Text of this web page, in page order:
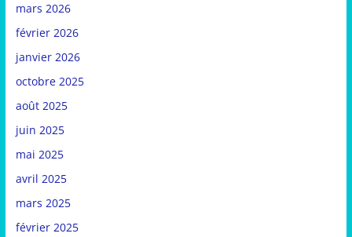
mars 2026
février 2026
janvier 2026
octobre 2025
août 2025
juin 2025
mai 2025
avril 2025
mars 2025
février 2025